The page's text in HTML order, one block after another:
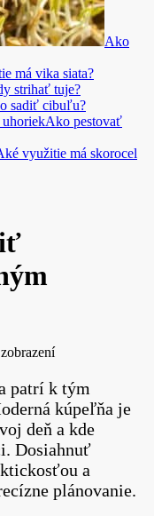
Ako
má vika siata?
strihať tuje?
sadiť cibuľu?
Ako pestovať
využitie má skorocel
patrí k tým
kúpeľňa je
deň a kde
Dosiahnuť
a
plánovanie.